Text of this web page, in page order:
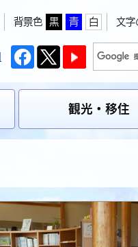
背景色 黒 青 白 文字
観光・移住